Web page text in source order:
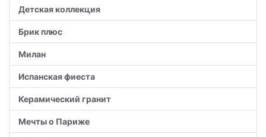
Детская коллекция
Брик плюс
Милан
Испанская фиеста
Керамический гранит
Мечты о Париже